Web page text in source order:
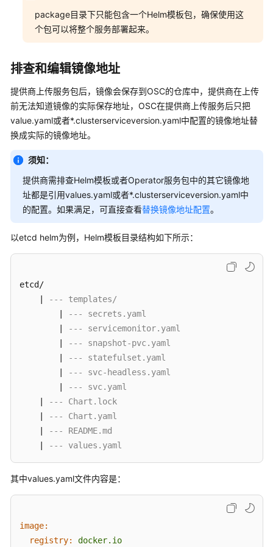
权
限
package目录下只能包含一个Helm模板包，确保使用这
个包可以将整个服务部署起来。
排查和编辑镜像地址
提供商上传服务包后，镜像会保存到OSC的仓库中，提供商在上传
前无法知道镜像的实际保存地址，OSC在提供商上传服务后只把
value.yaml或者*.clusterserviceversion.yaml中配置的镜像地址替
换成实际的镜像地址。
须知：
提供商需排查Helm模板或者Operator服务包中的其它镜像地
址都是引用values.yaml或者*.clusterserviceversion.yaml中
的配置。如果满足，可直接查看替换镜像地址配置。
以etcd helm为例，Helm模板目录结构如下所示：
etcd/
--- templates/
--- secrets.yaml
--- servicemonitor.yaml
--- snapshot-pvc.yaml
--- statefulset.yaml
--- svc-headless.yaml
--- svc.yaml
--- Chart.lock
--- Chart.yaml
--- README.md
--- values.yaml
其中values.yaml文件内容是：
image:
registry:
docker.io